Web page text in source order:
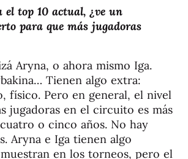
el top 10 actual, ¿ve un
para que más jugadoras
Aryna, o ahora mismo Iga.
Tienen algo extra:
físico. Pero en general, el nivel
jugadoras en el circuito es más
o cinco años. No hay
Aryna e Iga tienen algo
en los torneos, pero el